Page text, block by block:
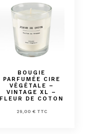
BOUGIE
PARFUMÉE CIRE
VÉGÉTALE –
VINTAGE XL –
FLEUR DE COTON
29,00 € TTC